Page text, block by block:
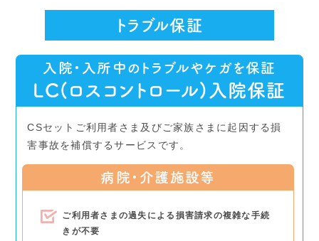
トラブル保証
入院・入所中のトラブルやケガを保証
LC(ロスコントロール)入院保証
CSセットご利用者さま及びご家族さまに起因する損
害事故を補償するサービスです。
病院・介護施設等
ご利用者さまの過失による損害請求の複雑な手続
きが不要